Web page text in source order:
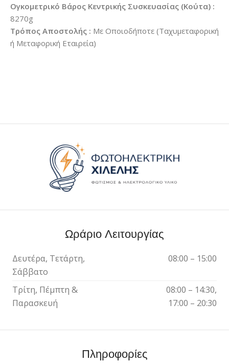
Ογκομετρικό Βάρος Κεντρικής Συσκευασίας (Κούτα) :
8270g
Τρόπος Αποστολής : Με Οποιοδήποτε (Ταχυμεταφορική
ή Μεταφορική Εταιρεία)
Ωράριο Λειτουργίας
Δευτέρα, Τετάρτη,
Σάββατο
08:00 – 15:00
Τρίτη, Πέμπτη &
Παρασκευή
08:00 – 14:30,
17:00 – 20:30
Πληροφορίες